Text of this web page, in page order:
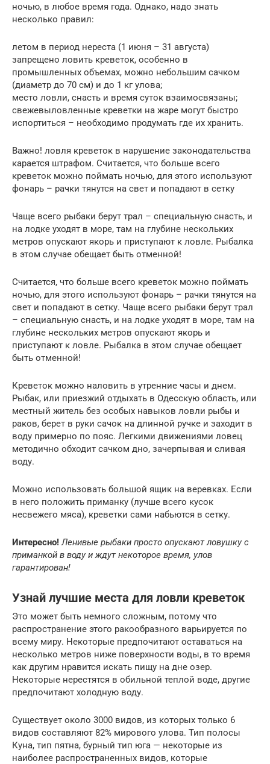
ночью, в любое время года. Однако, надо знать
несколько правил:
летом в период нереста (1 июня – 31 августа)
запрещено ловить креветок, особенно в
промышленных объемах, можно небольшим сачком
(диаметр до 70 см) и до 1 кг улова;
место ловли, снасть и время суток взаимосвязаны;
свежевыловленные креветки на жаре могут быстро
испортиться – необходимо продумать где их хранить.
Важно! ловля креветок в нарушение законодательства
карается штрафом. Считается, что больше всего
креветок можно поймать ночью, для этого используют
фонарь – рачки тянутся на свет и попадают в сетку
Чаще всего рыбаки берут трал – специальную снасть, и
на лодке уходят в море, там на глубине нескольких
метров опускают якорь и приступают к ловле. Рыбалка
в этом случае обещает быть отменной!
Считается, что больше всего креветок можно поймать
ночью, для этого используют фонарь – рачки тянутся на
свет и попадают в сетку. Чаще всего рыбаки берут трал
– специальную снасть, и на лодке уходят в море, там на
глубине нескольких метров опускают якорь и
приступают к ловле. Рыбалка в этом случае обещает
быть отменной!
Креветок можно наловить в утренние часы и днем.
Рыбак, или приезжий отдыхать в Одесскую область, или
местный житель без особых навыков ловли рыбы и
раков, берет в руки сачок на длинной ручке и заходит в
воду примерно по пояс. Легкими движениями ловец
методично обходит сачком дно, зачерпывая и сливая
воду.
Можно использовать большой ящик на веревках. Если
в него положить приманку (лучше всего кусок
несвежего мяса), креветки сами набьются в сетку.
Интересно! Ленивые рыбаки просто опускают ловушку с
приманкой в воду и ждут некоторое время, улов
гарантирован!
Узнай лучшие места для ловли креветок
Это может быть немного сложным, потому что
распространение этого ракообразного варьируется по
всему миру. Некоторые предпочитают оставаться на
несколько метров ниже поверхности воды, в то время
как другим нравится искать пищу на дне озер.
Некоторые нерестятся в обильной теплой воде, другие
предпочитают холодную воду.
Существует около 3000 видов, из которых только 6
видов составляют 82% мирового улова. Тип полосы
Куна, тип пятна, бурный тип юга — некоторые из
наиболее распространенных видов, которые